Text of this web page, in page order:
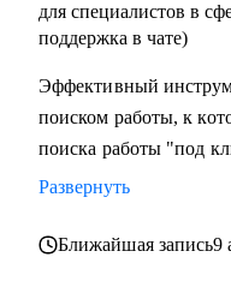
для специалистов в
поддержка в чате)
Эффективный
поиском работы, к
поиска работы "под
Развернуть
Ближайшая запись9